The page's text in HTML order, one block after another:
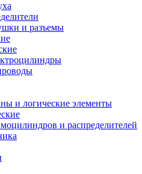
и разъемы
и логические элементы
и распределителей